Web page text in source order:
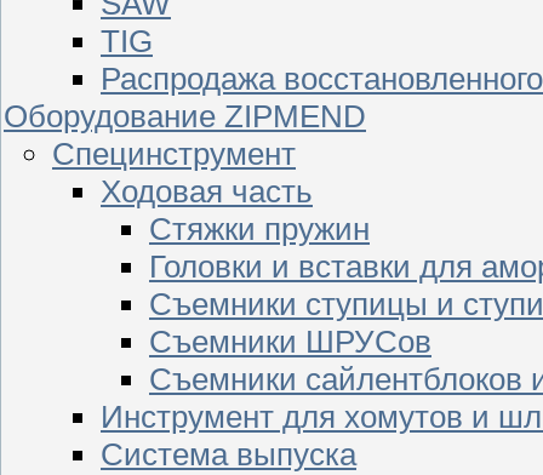
TIG
Распродажа
Оборудование ZIPMEND
Специнструмент
Ходовая часть
Стяжки пружин
Головки и вставки для
Съемники ступицы и
Съемники ШРУСов
Съемники сайлентблоков
Инструмент для хомутов и
Система выпуска